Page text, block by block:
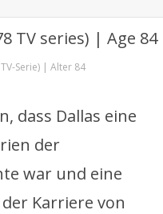
Serie) | Alter 84
dass Dallas eine
der
war und eine
Karriere von